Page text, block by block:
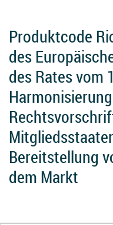
Produktcode
des
des Rates vom
Bereitstellung
dem Markt